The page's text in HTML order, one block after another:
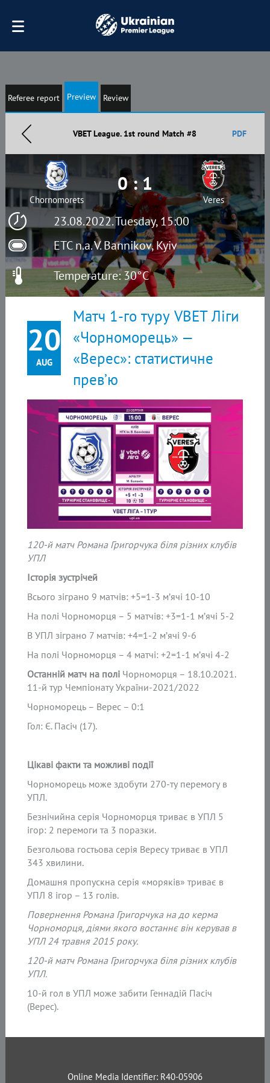
Referee report Preview Review
VBET League. 1st round Match #8 PDF
23.08.2022. Tuesday, 15:00
ETC n.a. V. Bannikov, Kyiv
Chornomorets
0 : 1
Veres
Temperature: 30°C
20
AUG
Матч 1-го туру VBET Ліги
«Чорноморець» —
«Верес»: статистичне
прев’ю
120-й матч Романа Григорчука біля різних клубів
УПЛ
Історія зустрічей
Всього зіграно 9 матчів: +5=1-3 м’ячі 10-10
На полі Чорноморця – 5 матчів: +3=1-1 м’ячі 5-2
В УПЛ зіграно 7 матчів: +4=1-2 м’ячі 9-6
На полі Чорноморця – 4 матчі: +2=1-1 м’ячі 4-2
Останній матч на полі Чорноморця – 18.10.2021.
11-й тур Чемпіонату України-2021/2022
Чорноморець – Верес – 0:1
Гол: Є. Пасіч (17).
Цікаві факти та можливі події
Чорноморець може здобути 270-ту перемогу в
УПЛ.
Безнічийна серія Чорноморця триває в УПЛ 5
ігор: 2 перемоги та 3 поразки.
Безгольова гостьова серія Вересу триває в УПЛ
343 хвилини.
Домашня пропускна серія «моряків» триває в
УПЛ 8 ігор – 13 голів.
Повернення Романа Григорчука на до керма
Чорноморця, діями якого востаннє він керував в
УПЛ 24 травня 2015 року.
120-й матч Романа Григорчука біля різних клубів
УПЛ.
10-й гол в УПЛ може забити Геннадій Пасіч
(Верес).
Online Media Identifier: R40-05906